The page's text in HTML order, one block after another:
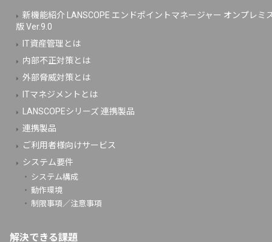
新機能紹介 LANSCOPE エンドポイントマネージャー オンプレミ
版 Ver.9.0
IT資産管理とは
内部不正対策とは
外部脅威対策とは
ITマネジメントとは
LANSCOPEシリーズ 連携製品
連携製品
ご利用者様向けサービス
システム要件
システム構成
動作環境
制限事項／注意事項
解決できる課題